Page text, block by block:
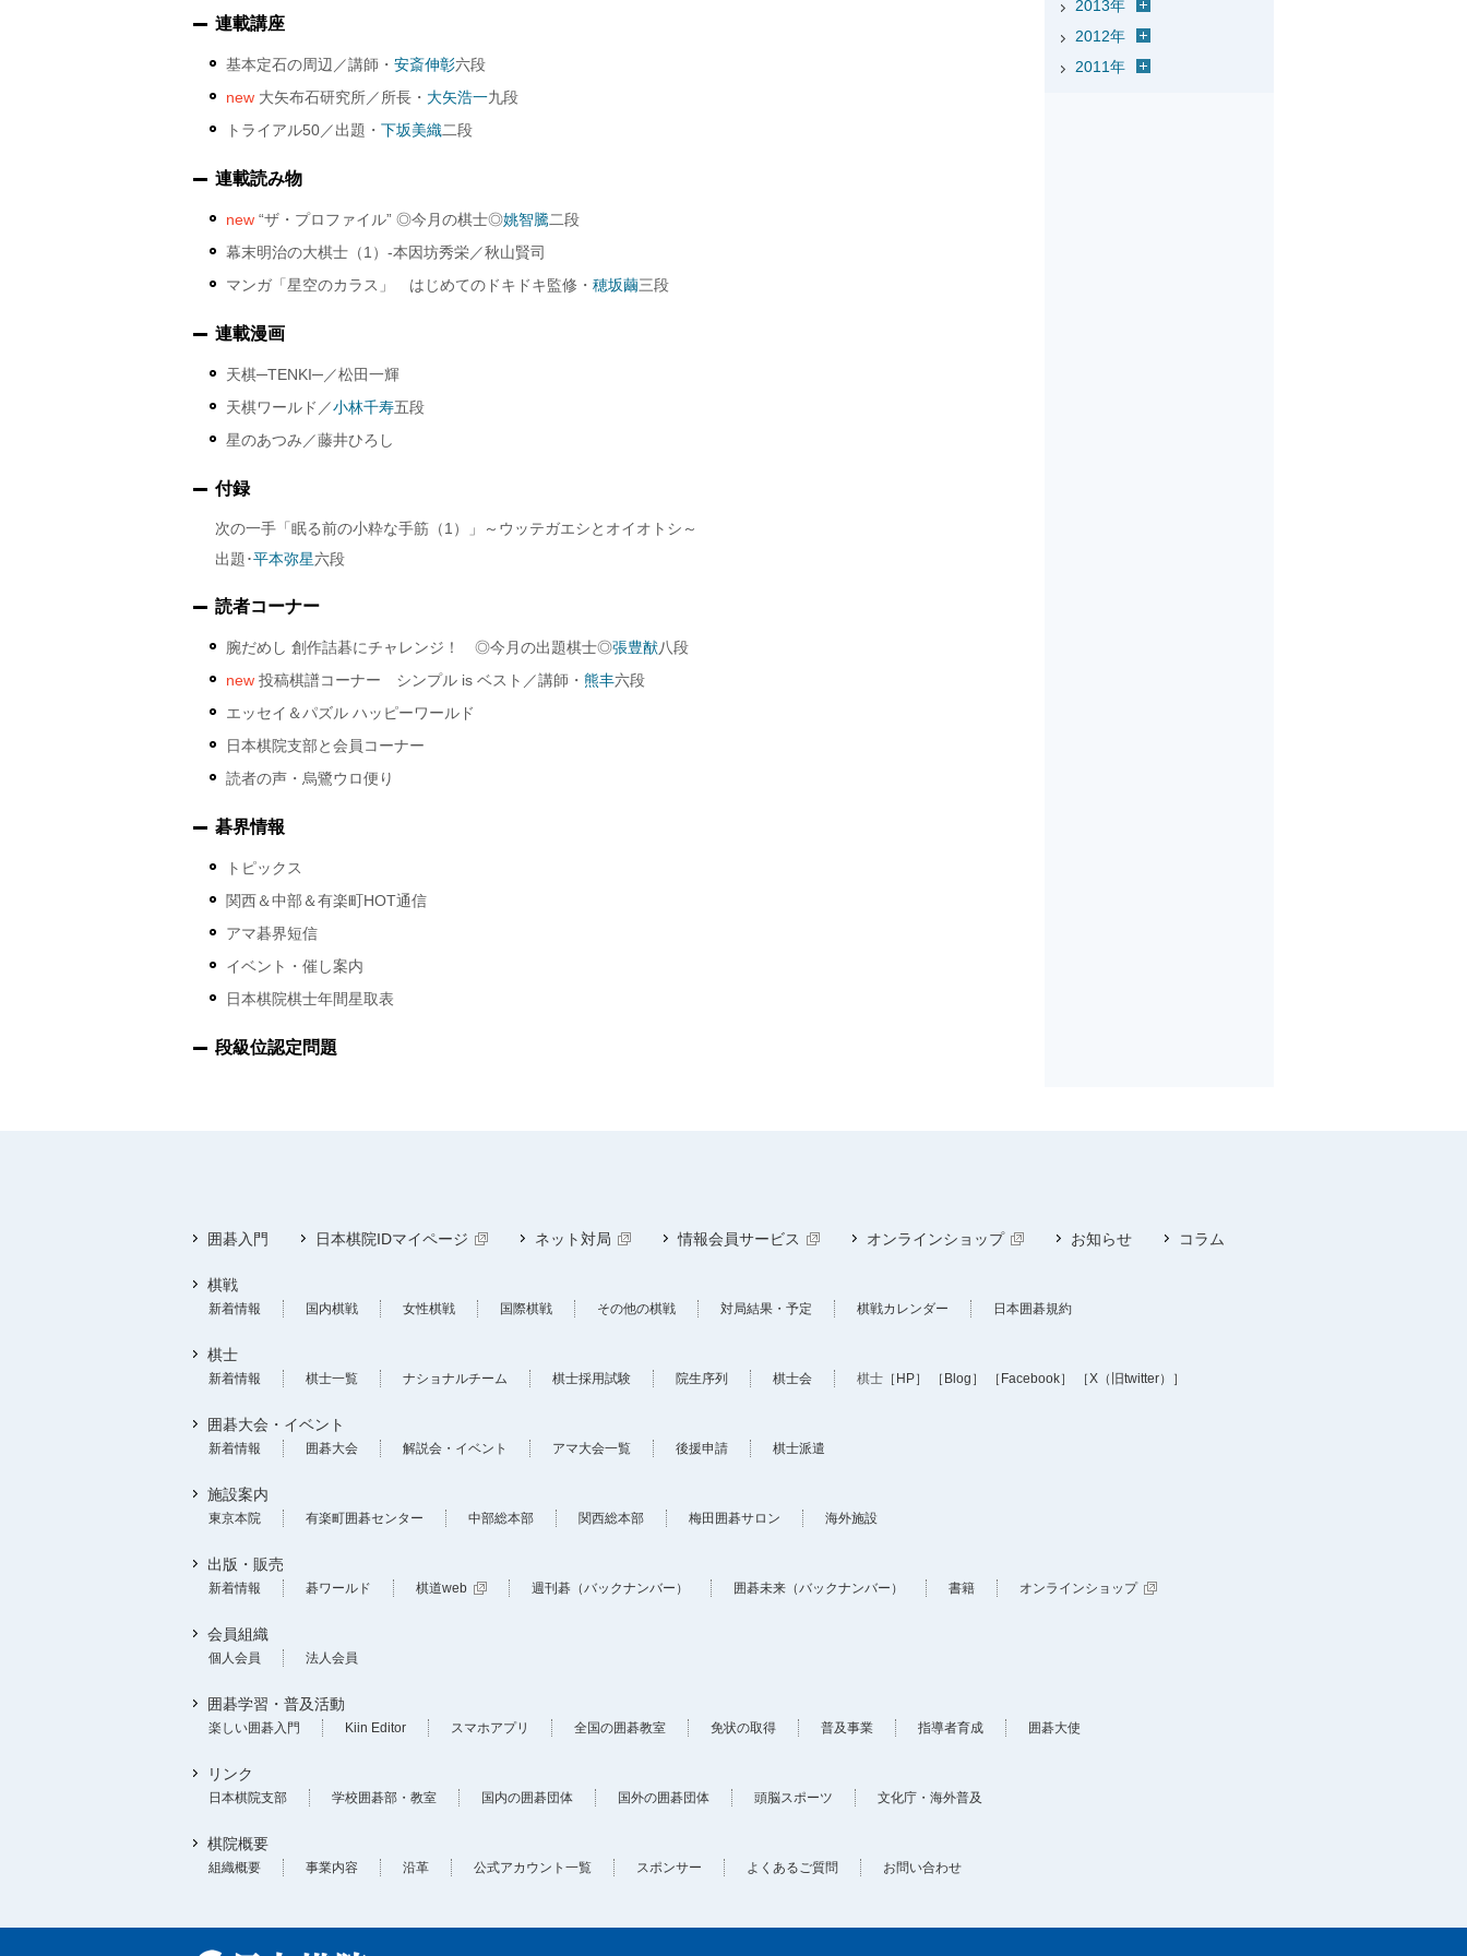
連載講座
基本定石の周辺／講師・ 安斎伸彰六段
new 大矢布石研究所／所長・ 大矢浩一九段
トライアル50／出題・ 下坂美織二段
連載読み物
new “ザ・プロファイル” ◎今月の棋士◎姚智騰二段
幕末明治の大棋士（1）‐本因坊秀栄／秋山賢司
マンガ「星空のカラス」 はじめてのドキドキ監修・ 穂坂繭三段
連載漫画
天棋─TENKI─／松田一輝
天棋ワールド／小林千寿五段
星のあつみ／藤井ひろし
付録
次の一手「眠る前の小粋な手筋（1）」～ウッテガエシとオイオトシ～
出題･平本弥星六段
読者コーナー
腕だめし 創作詰碁にチャレンジ！ ◎今月の出題棋士◎張豊猷八段
new 投稿棋譜コーナー シンプル is ベスト／講師・ 熊丰六段
エッセイ＆パズル ハッピーワールド
日本棋院支部と会員コーナー
読者の声・烏鷺ウロ便り
碁界情報
トピックス
関西＆中部＆有楽町HOT通信
アマ碁界短信
イベント・催し案内
日本棋院棋士年間星取表
段級位認定問題
2013年
2012年
2011年
囲碁入門 日本棋院IDマイページ ネット対局 情報会員サービス オンラインショップ お知らせ コラム
棋戦
新着情報 国内棋戦 女性棋戦 国際棋戦 その他の棋戦 対局結果・予定 棋戦カレンダー 日本囲碁規約
棋士
新着情報 棋士一覧 ナショナルチーム 棋士採用試験 院生序列 棋士会 棋士 ［HP］ ［Blog］ ［Facebook］ ［X（旧twitter）］
囲碁大会・イベント
新着情報 囲碁大会 解説会・イベント アマ大会一覧 後援申請 棋士派遣
施設案内
東京本院 有楽町囲碁センター 中部総本部 関西総本部 梅田囲碁サロン 海外施設
出版・販売
新着情報 碁ワールド 棋道web 週刊碁（バックナンバー） 囲碁未来（バックナンバー） 書籍 オンラインショップ
会員組織
個人会員 法人会員
囲碁学習・普及活動
楽しい囲碁入門 Kiin Editor スマホアプリ 全国の囲碁教室 免状の取得 普及事業 指導者育成 囲碁大使
リンク
日本棋院支部 学校囲碁部・教室 国内の囲碁団体 国外の囲碁団体 頭脳スポーツ 文化庁・海外普及
棋院概要
組織概要 事業内容 沿革 公式アカウント一覧 スポンサー よくあるご質問 お問い合わせ